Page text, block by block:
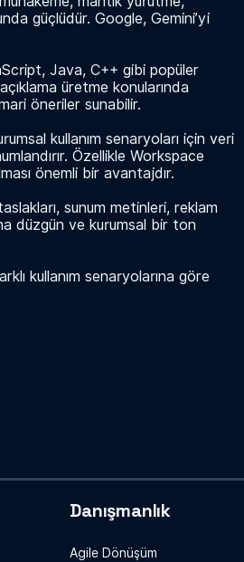
güçlüdür. Google, Gemini’yi
Java, C++ gibi popüler
üretme konularında
öneriler sunabilir.
kullanım senaryoları için veri
Özellikle Workspace
önemli bir avantajdır.
sunum metinleri, reklam
düzgün ve kurumsal bir ton
kullanım senaryolarına göre
Danışmanlık
Agile Dönüşüm